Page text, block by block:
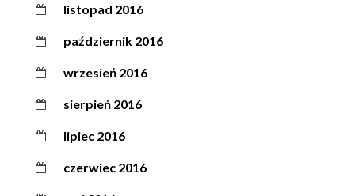
listopad 2016
październik 2016
wrzesień 2016
sierpień 2016
lipiec 2016
czerwiec 2016